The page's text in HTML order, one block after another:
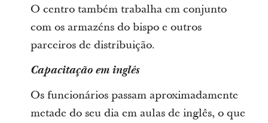
O centro também trabalha em conjunto
com os armazéns do bispo e outros
parceiros de distribuição.
Capacitação em inglês
Os funcionários passam aproximadamente
metade do seu dia em aulas de inglês, o que